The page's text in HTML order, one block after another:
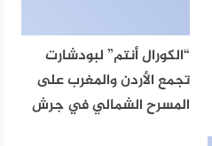
“الكورال أنتم” لبودشارت
تجمع الأردن والمغرب على
المسرح الشمالي في جرش